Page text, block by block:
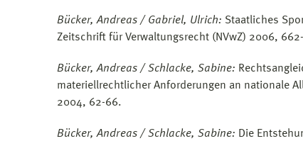
Bücker, Andreas / Gabriel, Ulrich: Staatliches
Zeitschrift für Verwaltungsrecht (NVwZ) 2006,
Bücker, Andreas / Schlacke, Sabine:
materiellrechtlicher Anforderungen an nationale
2004, 62-66.
Bücker, Andreas / Schlacke, Sabine: Die